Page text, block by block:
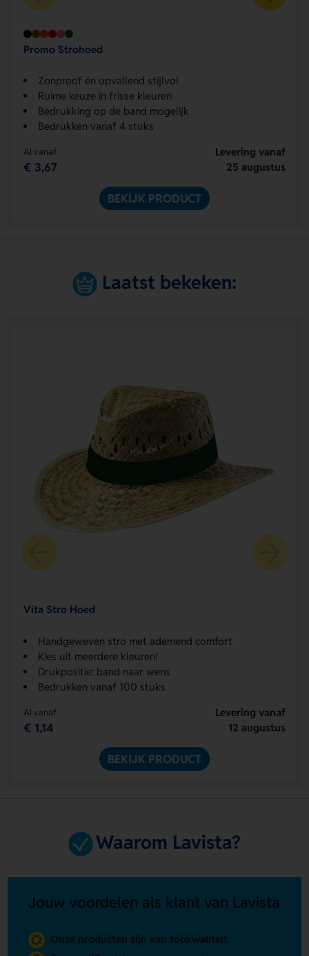
Promo Strohoed
Zonproof én opvallend stijlvol
Ruime keuze in frisse kleuren
Bedrukking op de band mogelijk
Bedrukken vanaf 4 stuks
Al vanaf
€ 3,67
Levering vanaf
25 augustus
BEKIJK PRODUCT
Laatst bekeken:
Vita Stro Hoed
Handgeweven stro met ademend comfort
Kies uit meerdere kleuren!
Drukpositie: band naar wens
Bedrukken vanaf 100 stuks
Al vanaf
€ 1,14
Levering vanaf
12 augustus
BEKIJK PRODUCT
Waarom Lavista?
Jouw voordelen als klant van Lavista
Onze producten zijn van topkwaliteit